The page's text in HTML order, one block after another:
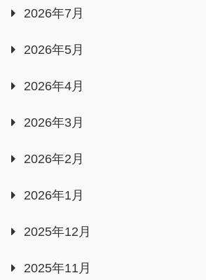
2026年7月
2026年5月
2026年4月
2026年3月
2026年2月
2026年1月
2025年12月
2025年11月